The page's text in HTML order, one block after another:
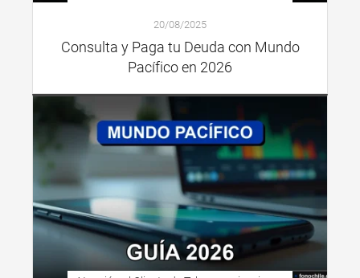
20/08/2025
Consulta y Paga tu Deuda con Mundo
Pacífico en 2026